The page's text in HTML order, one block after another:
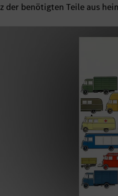
der benötigten Teile aus